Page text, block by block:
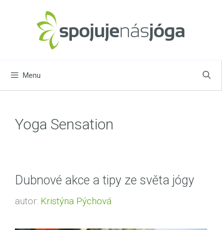
Menu
Yoga Sensation
Dubnové akce a tipy ze světa jógy
autor: Kristýna Pýchová